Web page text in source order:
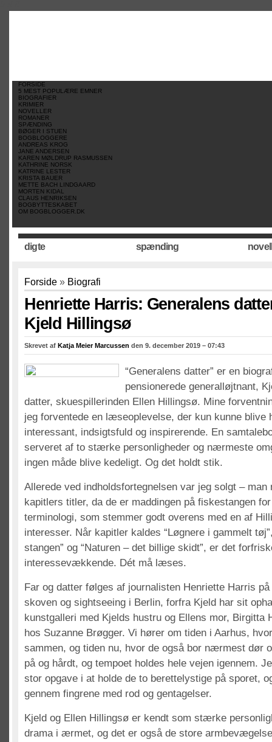
FORSIDE
5 MEST POPULÆRE EMNER
BIOGRAFIER
KRIMIER
NOVELLER
ROMANER
SPÆNDING
BØGER I STUEN
BOGBLOGGERE
ANDREAS KROG
JANE ANDERSEN
KAREN MØLDRUP RASMUSSEN
KATHRINE NORSK
KATRINE LESTER
KRISTA BAUER
METTE BACH LINDGAARD
MORTEN KIDAL
CLAUS HENRIKSEN
BOGBYTTESKABET
OM BOGBLOGGER.DK
digte spænding
Forside » Biografi
Henriette Harris: Generalens
Kjeld Hillingsø
Skrevet af Katja Meier Marcussen den 9. december 2019 – 07:43
“Generalens datter” er en
pensionerede generalløjtnant,
datter, skuespillerinden Ellen Hillingsø. Mine
jeg forventede en læseoplevelse, der kun kunne blive
interessant, indsigtsfuld og inspirerende. En
serveret af to stærke personligheder og nærmeste
ingen måde blive kedeligt. Og det holdt stik.
Allerede ved indholdsfortegnelsen var jeg solgt – man
kapitlers titler, da de er maddingen på fiskestangen
terminologi, som stemmer godt overens med en af
interesser. Når kapitler kaldes “Løgnere i gammelt
stangen” og “Naturen – det billige skidt”, er det
interessevækkende. Dét må læses.
Far og datter følges af journalisten Henriette Harris
skoven og sightseeing i Berlin, forfra Kjeld har sit
kunstgalleri med Kjelds hustru og Ellens mor, Birgitta
hos Suzanne Brøgger. Vi hører om tiden i Aarhus,
sammen, og tiden nu, hvor de også bor nærmest dør
på og hårdt, og tempoet holdes hele vejen igennem.
stor opgave i at holde de to berettelystige på sporet,
gennem fingrene med rod og gentagelser.
Kjeld og Ellen Hillingsø er kendt som stærke
drama i ærmet, og det er også de store